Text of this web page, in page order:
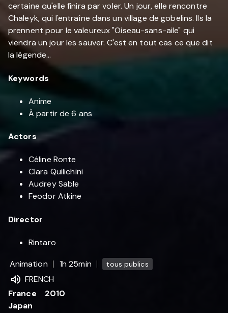
certaine qu'elle finira par voler. Un jour, elle rencontre
Chaleyk, qui l'entraîne dans un village de gobelins. Ils la
prennent pour le valeureux "Oiseau-sans-aile" qui
viendra un jour les sauver. C'est en tout cas ce que dit
la légende...
Keywords
Anime
À partir de 6 ans
Actors
Céline Ronte
Clara Quilichini
Audrey Sable
Feodor Atkine
Director
Rintaro
Animation
1h 25min tous publics
FRENCH
France
Japan
2010